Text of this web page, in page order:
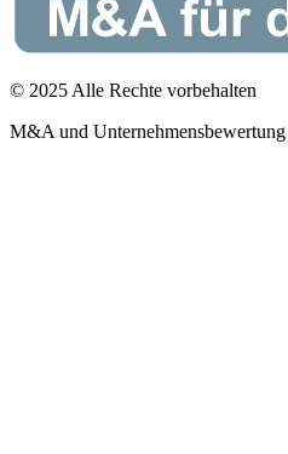
© 2025 Alle Rechte vorbehalten
M&A und